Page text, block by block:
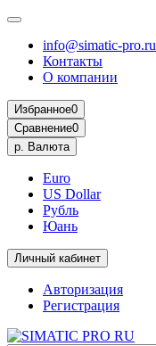
info@simatic-pro.ru
Контакты
О компании
Избранное0
Сравнение0
р. Валюта
Euro
US Dollar
Рубль
Юань
Личный кабинет
Авторизация
Регистрация